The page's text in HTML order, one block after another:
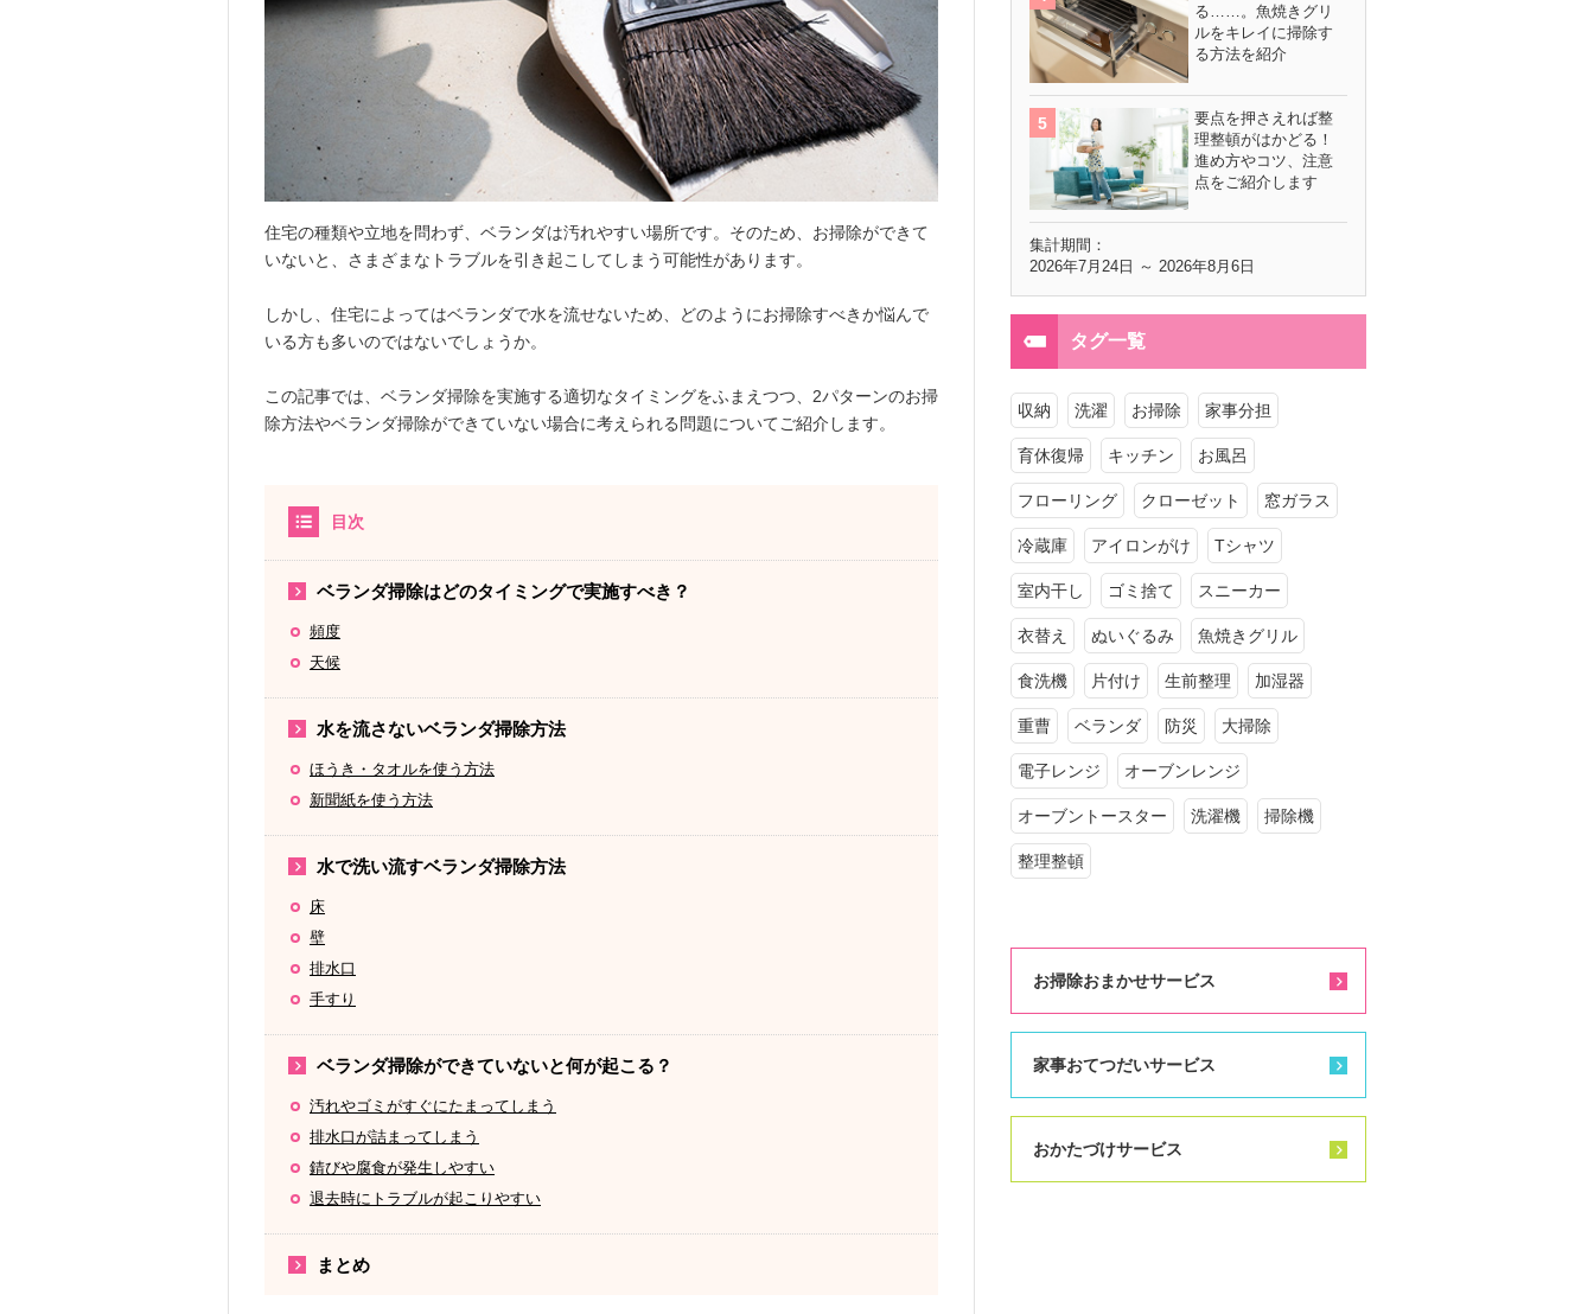
住宅の種類や立地を問わず、ベランダは汚れやすい場所です。そのため、お掃除ができて
いないと、さまざまなトラブルを引き起こしてしまう可能性があります。
しかし、住宅によってはベランダで水を流せないため、どのようにお掃除すべきか悩んで
いる方も多いのではないでしょうか。
この記事では、ベランダ掃除を実施する適切なタイミングをふまえつつ、2パターンのお掃
除方法やベランダ掃除ができていない場合に考えられる問題についてご紹介します。
目次
ベランダ掃除はどのタイミングで実施すべき？
頻度
天候
水を流さないベランダ掃除方法
ほうき・タオルを使う方法
新聞紙を使う方法
水で洗い流すベランダ掃除方法
床
壁
排水口
手すり
ベランダ掃除ができていないと何が起こる？
汚れやゴミがすぐにたまってしまう
排水口が詰まってしまう
錆びや腐食が発生しやすい
退去時にトラブルが起こりやすい
まとめ
る……。魚焼きグリ
ルをキレイに掃除す
る方法を紹介
要点を押さえれば整
理整頓がはかどる！
進め方やコツ、注意
点をご紹介します
集計期間：
2026年7月24日 ～ 2026年8月6日
タグ一覧
収納 洗濯 お掃除 家事分担
育休復帰 キッチン お風呂
フローリング クローゼット 窓ガラス
冷蔵庫 アイロンがけ Tシャツ
室内干し ゴミ捨て スニーカー
衣替え ぬいぐるみ 魚焼きグリル
食洗機 片付け 生前整理 加湿器
重曹 ベランダ 防災 大掃除
電子レンジ オーブンレンジ
オーブントースター 洗濯機 掃除機
整理整頓
お掃除おまかせサービス
家事おてつだいサービス
おかたづけサービス